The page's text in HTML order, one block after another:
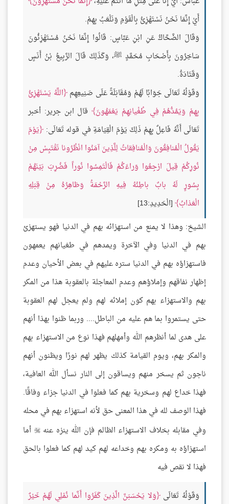
أَيْ إِنَّمَا نَحْنُ نَسْتَهْزِئُ بِالْقَوْمِ وَنَلْعَبُ بِهِمْ.
وَقَالَ الضَّحَّاكُ عَنِ ابْنِ عَبَّاسٍ: قَالُوا إِنَّمَا نَحْنُ مُسْتَهْزِئُونَ
سَاخِرُونَ بِأَصْحَابِ مُحَمَّدٍ ﷺ، وَكَذَلِكَ قَالَ الرَّبِيعُ بْنُ أَنَسٍ
وَقَتَادَةُ.
وَقَوْلُهُ تَعَالَى جَوَابًا لَهُمْ وَمُقَابَلَةً عَلَى صَنِيعِهِم اللَّهُ يَسْتَهْزِئُ
بِهِمْ وَيَمُدُّهُمْ فِي طُغْيانِهِمْ يَعْمَهُونَ
قال ابن جرير: أخبر
تَعَالَى أَنَّهُ فَاعِلٌ بِهِمْ ذَلِكَ يَوْمَ الْقِيَامَةِ في قوله تَعَالَى: يَوْمَ
يَقُولُ الْمُنافِقُونَ وَالْمُنافِقاتُ لِلَّذِينَ آمَنُوا انْظُرُونا نَقْتَبِسْ مِنْ
نُورِكُمْ قِيلَ ارْجِعُوا وَراءَكُمْ فَالْتَمِسُوا نُوراً فَضُرِبَ بَيْنَهُمْ
بِسُورٍ لَهُ بابٌ باطِنُهُ فِيهِ الرَّحْمَةُ وَظاهِرُهُ مِنْ قِبَلِهِ
الْعَذابُ [الْحَدِيدِ:13]
الشيخ: وهذا لا يمنع من استهزائه بهم في الدنيا فهو يستهزئ
بهم في الدنيا وفي الآخرة ويمدهم في طغيانهم يعمهون
فاستهزاؤه بهم في الدنيا ستره عليهم في بعض الأحيان وعدم
إظهار نفاقهم وإملاؤهم وعدم المعاجلة بالعقوبة هذا من المكر
بهم والاستهزاء بهم كون إملائه لهم ولم يعجل لهم العقوبة
حتى يستمروا بما هم عليه من الباطل.... وربما ظنوا بهذا أنهم
على هدى لما أنظرهم الله وأمهلهم فهذا نوع من الاستهزاء بهم
والمكر بهم، ويوم القيامة كذلك يظهر لهم نورًا ويظنون أنهم
ناجون ثم يسخر منهم ويساقون إلى النار نسأل الله العافية،
فهذا خداع لهم وسخرية بهم كما فعلوا في الدنيا جزاء وفاقًا.
فهذا الوصف لله في هذا المعنى حق لأنه استهزاء بهم في محله
وفي مقابله بخلاف الاستهزاء الظالم فإن الله ينزه عنه أما
استهزاؤه به ومكره بهم وخداعه لهم كيد لهم كما فعلوا بالحق
فهذا لا نقص فيه
وَقَوْلُهُ تَعَالَى وَلا يَحْسَبَنَّ الَّذِينَ كَفَرُوا أَنَّما نُمْلِي لَهُمْ خَيْرٌ